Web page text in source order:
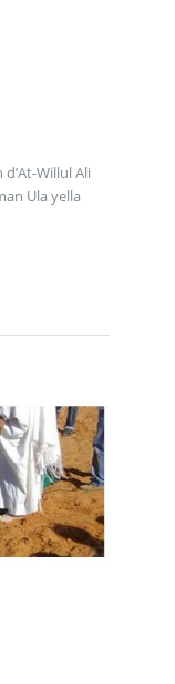
Willul Ali
Ula yella